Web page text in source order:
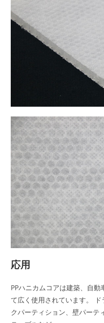
応用
PPハニカムコアは建築、自
て広く使用されています。
クパーティション、壁パーテ